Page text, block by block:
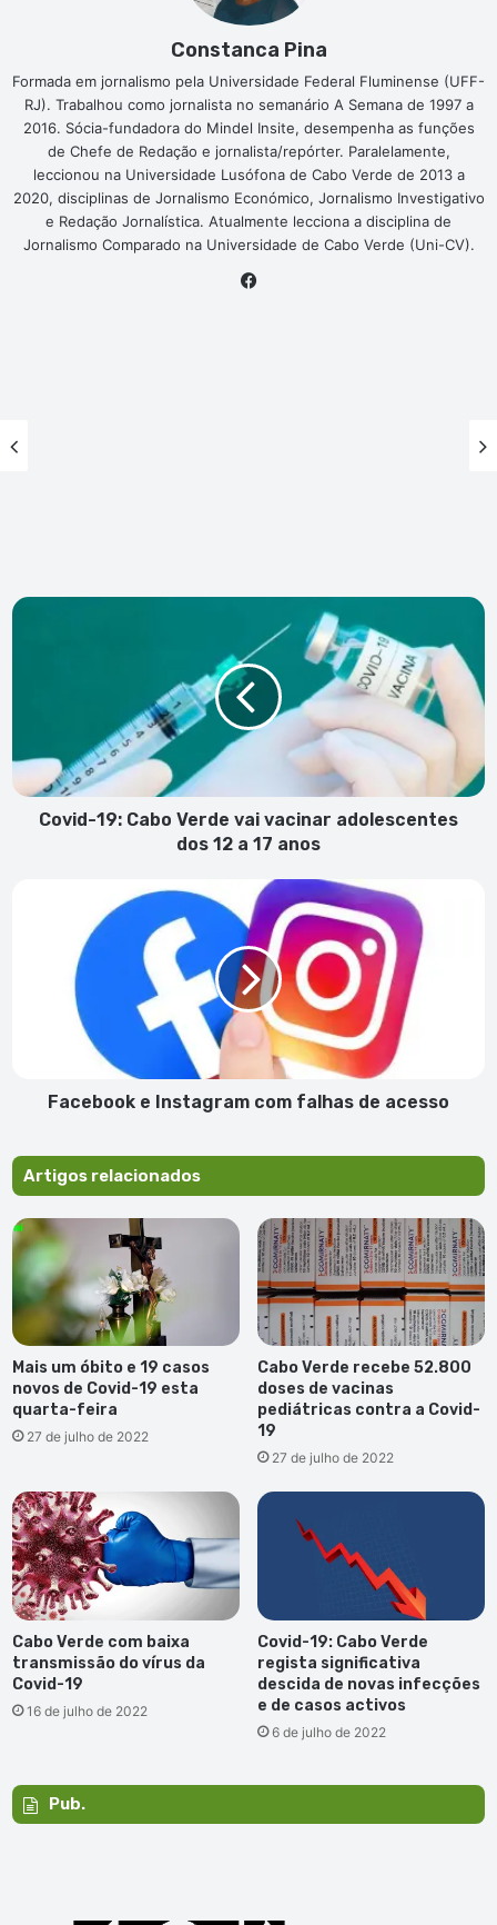
Constanca Pina
Formada em jornalismo pela Universidade Federal Fluminense (UFF-
RJ). Trabalhou como jornalista no semanário A Semana de 1997 a
2016. Sócia-fundadora do Mindel Insite, desempenha as funções
de Chefe de Redação e jornalista/repórter. Paralelamente,
leccionou na Universidade Lusófona de Cabo Verde de 2013 a
2020, disciplinas de Jornalismo Económico, Jornalismo Investigativo
e Redação Jornalística. Atualmente lecciona a disciplina de
Jornalismo Comparado na Universidade de Cabo Verde (Uni-CV).
Covid-
adolescentes
dos
12
Covid-19: Cabo Verde vai vacinar adolescentes
dos 12 a 17 anos
Facebook e Instagram com falhas de acesso
Artigos relacionados
Mais um óbito e 19 casos
novos de Covid-19 esta
quarta-feira
27 de julho de 2022
Cabo Verde recebe 52.800
doses de vacinas
pediátricas contra a Covid-
19
27 de julho de 2022
Cabo Verde com baixa
transmissão do vírus da
Covid-19
16 de julho de 2022
Covid-19: Cabo Verde
regista significativa
descida de novas infecções
e de casos activos
6 de julho de 2022
Pub.